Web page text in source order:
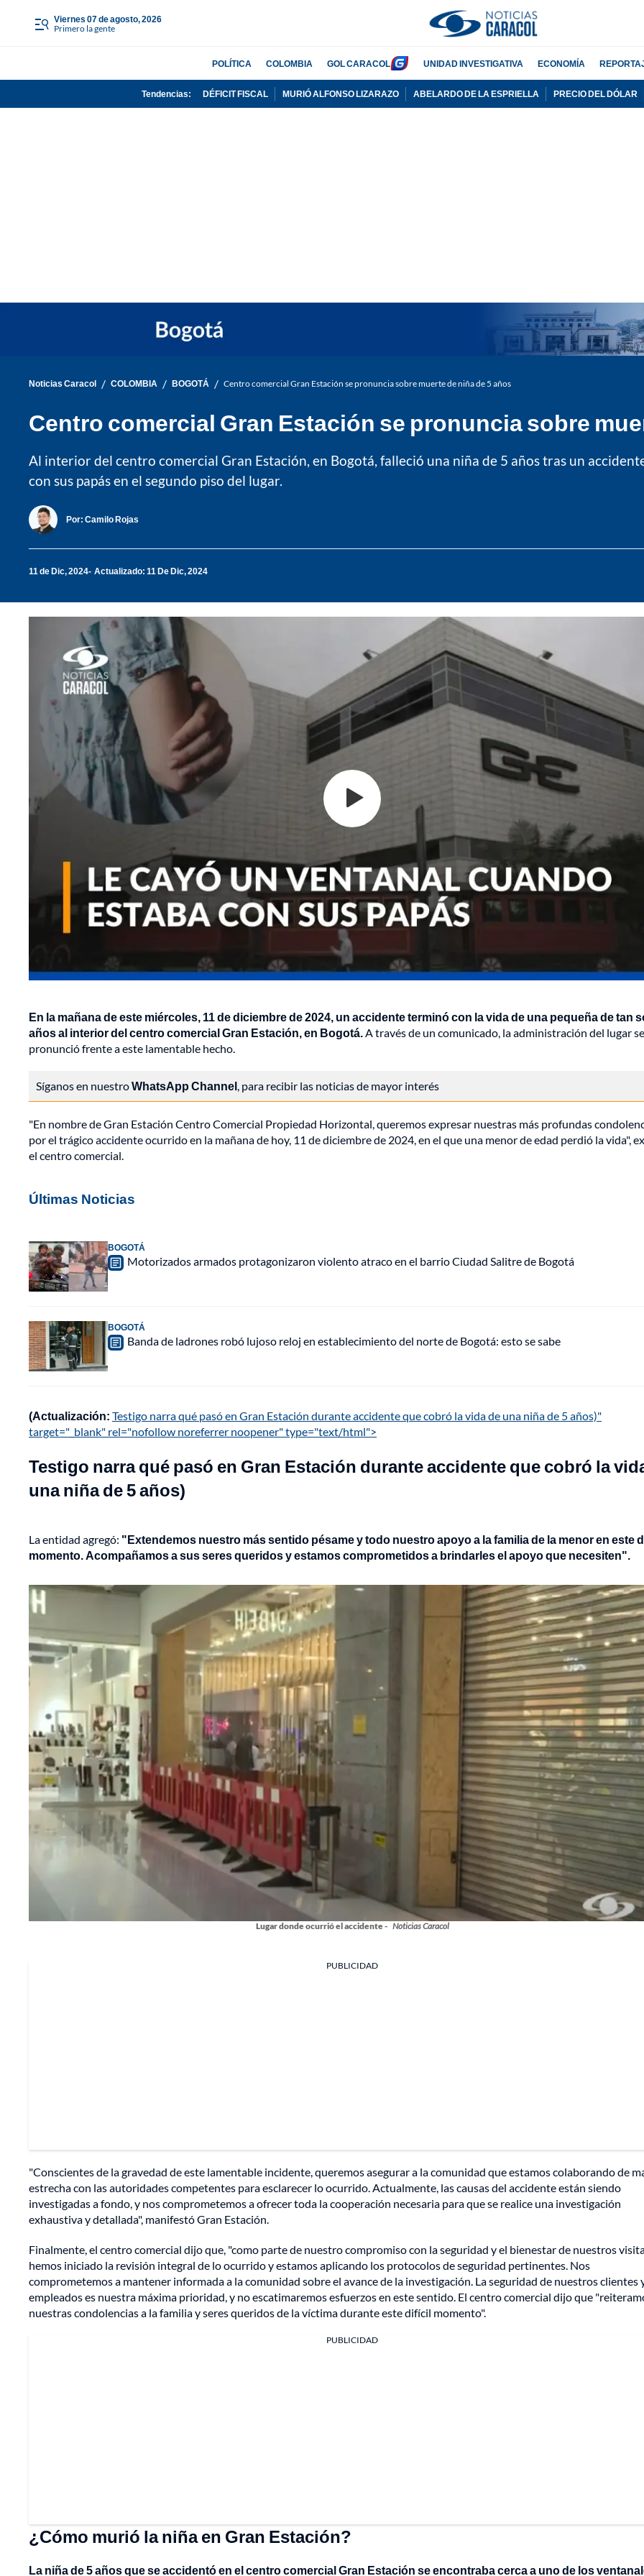
viernes 07 de agosto, 2026
Primero la gente
POLÍTICA COLOMBIA GOL CARACOL UNIDAD INVESTIGATIVA ECONOMÍA
Tendencias: DÉFICIT FISCAL MURIÓ ALFONSO LIZARAZO ABELARDO DE LA ESPRIELLA PRECIO DEL DÓLAR
Noticias Caracol / COLOMBIA / BOGOTÁ / Centro comercial Gran Estación se pronuncia sobre muerte de niña de 5 años
Centro comercial Gran Estación se pronuncia sobre
Al interior del centro comercial Gran Estación, en Bogotá, falleció una niña de 5 años tras un
con sus papás en el segundo piso del lugar.
Por: Camilo Rojas
11 de Dic, 2024 Actualizado: 11 De Dic, 2024
En la mañana de este miércoles, 11 de diciembre de 2024, un accidente terminó con la vida de una pequeña de tan
años al interior del centro comercial Gran Estación, en Bogotá.A través de un comunicado, la administración del lugar se
pronunció frente a este lamentable hecho.
Síganos en nuestroWhatsApp Channel, para recibir las noticias de mayor interés
"En nombre de Gran Estación Centro Comercial Propiedad Horizontal, queremos expresar nuestras más profundas
por el trágico accidente ocurrido en la mañana de hoy, 11 de diciembre de 2024, en el que una menor de edad perdió la vida",
el centro comercial.
Últimas Noticias
BOGOTÁ
Motorizados armados protagonizaron violento atraco en el barrio Ciudad Salitre de Bogotá
BOGOTÁ
Banda de ladrones robó lujoso reloj en establecimiento del norte de Bogotá: esto se sabe
(Actualización: Testigo narra qué pasó en Gran Estación durante accidente que cobró la vida de una niña de 5 años)"
target="_blank" rel="nofollow noreferrer noopener" type="text/html">
Testigo narra qué pasó en Gran Estación durante accidente que cobró la
una niña de 5 años)
La entidad agregó: "Extendemos nuestro más sentido pésame y todo nuestro apoyo a la familia de la menor en este
momento. Acompañamos a sus seres queridos y estamos comprometidos a brindarles el apoyo que necesiten".
Lugar donde ocurrió el accidente - Noticias Caracol
PUBLICIDAD
"Conscientes de la gravedad de este lamentable incidente, queremos asegurar a la comunidad que estamos colaborando de
estrecha con las autoridades competentes para esclarecer lo ocurrido. Actualmente, las causas del accidente están siendo
investigadas a fondo, y nos comprometemos a ofrecer toda la cooperación necesaria para que se realice una investigación
exhaustiva y detallada", manifestó Gran Estación.
Finalmente, el centro comercial dijo que, "como parte de nuestro compromiso con la seguridad y el bienestar de nuestros
hemos iniciado la revisión integral de lo ocurrido y estamos aplicando los protocolos de seguridad pertinentes. Nos
comprometemos a mantener informada a la comunidad sobre el avance de la investigación. La seguridad de nuestros clientes
empleados es nuestra máxima prioridad, y no escatimaremos esfuerzos en este sentido. El centro comercial dijo que
nuestras condolencias a la familia y seres queridos de la víctima durante este difícil momento".
PUBLICIDAD
¿Cómo murió la niña en Gran Estación?
La niña de 5 años que se accidentó en el centro comercial Gran Estación se encontraba cerca a uno de los